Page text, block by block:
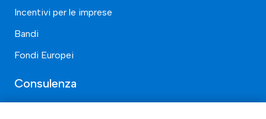
Incentivi per le imprese
Bandi
Fondi Europei
Consulenza